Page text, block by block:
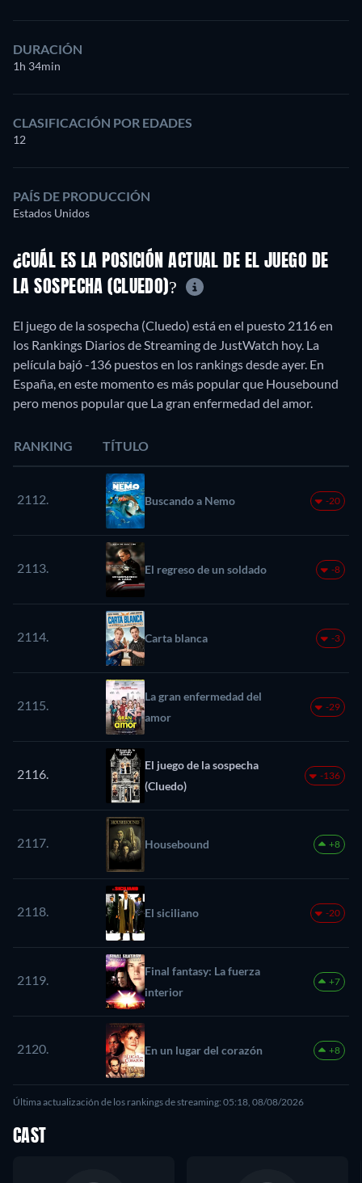
DURACIÓN
1h 34min
CLASIFICACIÓN POR EDADES
12
PAÍS DE PRODUCCIÓN
Estados Unidos
¿CUÁL ES LA POSICIÓN ACTUAL DE EL JUEGO DE
LA SOSPECHA (CLUEDO)?
El juego de la sospecha (Cluedo) está en el puesto 2116 en
los Rankings Diarios de Streaming de JustWatch hoy. La
película bajó -136 puestos en los rankings desde ayer. En
España, en este momento es más popular que Housebound
pero menos popular que La gran enfermedad del amor.
RANKING TÍTULO
2112. Buscando a Nemo -20
2113. El regreso de un soldado -8
2114. Carta blanca -3
2115.
La gran enfermedad del
amor
-29
2116.
El juego de la sospecha
(Cluedo)
-136
2117. Housebound +8
2118. El siciliano -20
2119.
Final fantasy: La fuerza
interior
+7
2120. En un lugar del corazón +8
Última actualización de los rankings de streaming: 05:18, 08/08/2026
CAST